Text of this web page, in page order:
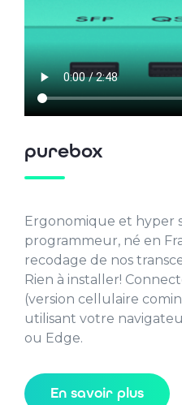
purebox
Ergonomique et hyper
programmeur, né en
recodage de nos
Rien à installer!
(version cellulaire
utilisant votre
ou Edge.
En savoir plus